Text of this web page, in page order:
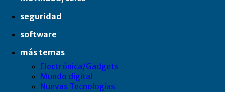
seguridad
software
más temas
Electrónica/Gadgets
Mundo digital
Nuevas Tecnologías